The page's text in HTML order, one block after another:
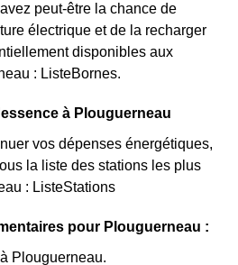
peut-être la chance de
électrique et de la recharger
disponibles aux
: ListeBornes.
à Plouguerneau
vos dépenses énergétiques,
la liste des stations les plus
: ListeStations
pour Plouguerneau :
Plouguerneau.